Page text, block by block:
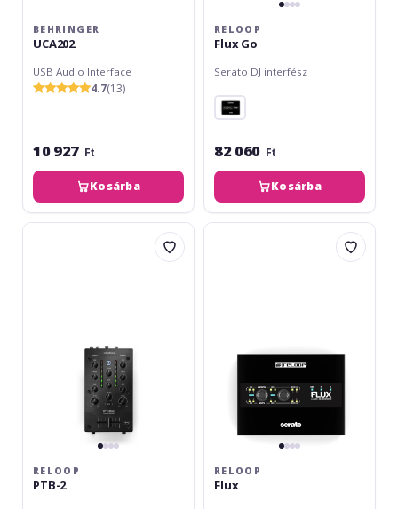
BEHRINGER
UCA202
USB Audio Interface
4.7(13)
10 927 Ft
Kosárba
RELOOP
Flux Go
Serato DJ interfész
82 060 Ft
Kosárba
Reloop
RELOOP
PTB-2
Reloop
RELOOP
Flux